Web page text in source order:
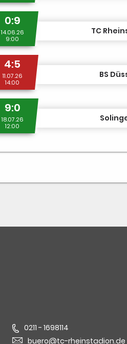
0:9
14.06.26
9:00
TC
4:5
11.07.26
14:00
BS
9:0
18.07.26
12:00
0211 - 1698114
buero@tc-rheinstadion.de